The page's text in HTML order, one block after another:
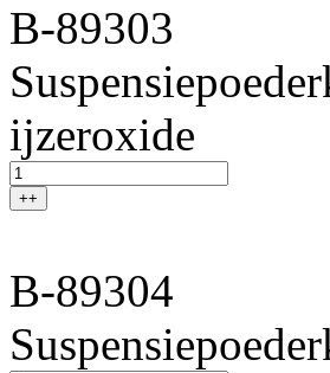
B-89303
ijzeroxide
++
B-89304